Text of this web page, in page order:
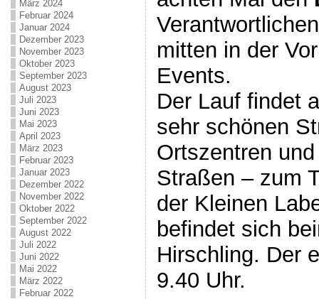
März 2024
Februar 2024
Januar 2024
Dezember 2023
November 2023
Oktober 2023
September 2023
August 2023
Juli 2023
Juni 2023
Mai 2023
April 2023
März 2023
Februar 2023
Januar 2023
Dezember 2022
November 2022
Oktober 2022
September 2022
August 2022
Juli 2022
Juni 2022
Mai 2022
März 2022
Februar 2022
mitten in der
Events.
Der Lauf findet
sehr schönen
Ortszentren
Straßen – zum
der Kleinen
befindet sich
Hirschling. Der
9.40 Uhr.